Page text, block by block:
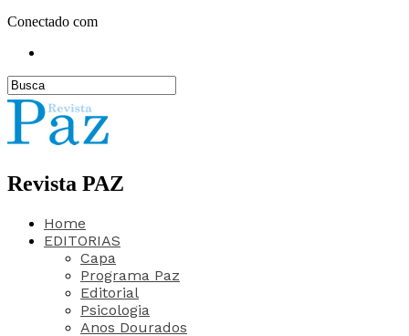
Conectado com
Revista PAZ
Home
EDITORIAS
Capa
Programa Paz
Editorial
Psicologia
Anos Dourados